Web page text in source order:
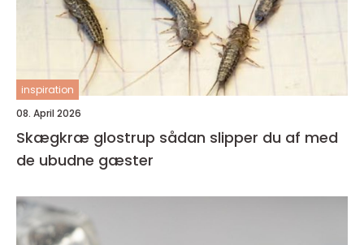
inspiration
08. April 2026
Skægkræ glostrup sådan slipper du af med
de ubudne gæster